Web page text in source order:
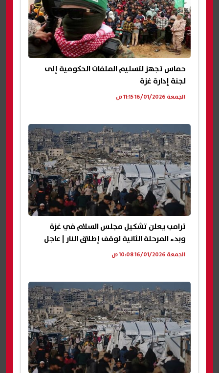
حماس تجهز لتسليم الملفات الحكومية إلى
لجنة إدارة غزة
الجمعة 16/01/2026 11:15 ص
ترامب يعلن تشكيل مجلس السلام في غزة
وبدء المرحلة الثانية لوقف إطلاق النار | عاجل
الجمعة 16/01/2026 10:08 ص